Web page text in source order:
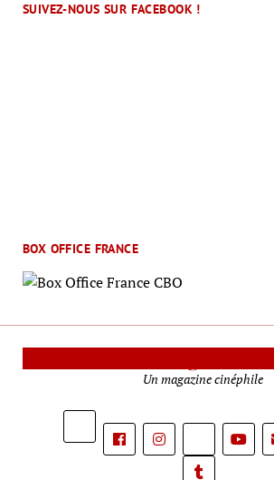
SUIVEZ-NOUS SUR FACEBOOK !
BOX OFFICE FRANCE
Un magazine cinéphile